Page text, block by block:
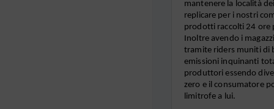
mantenere la località
replicare per i nostri
prodotti raccolti 24 ore
Inoltre avendo i
tramite riders muniti di
emissioni inquinanti
produttori essendo
zero e il consumatore
limitrofe a lui.